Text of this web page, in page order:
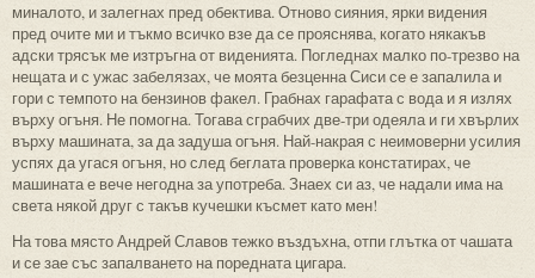
миналото, и залегнах пред обектива. Отново сияния, ярки видения
пред очите ми и тъкмо всичко взе да се прояснява, когато някакъв
адски трясък ме изтръгна от виденията. Погледнах малко по-трезво на
нещата и с ужас забелязах, че моята безценна Сиси се е запалила и
гори с темпото на бензинов факел. Грабнах гарафата с вода и я излях
върху огъня. Не помогна. Тогава сграбчих две-три одеяла и ги хвърлих
върху машината, за да задуша огъня. Най-накрая с неимоверни усилия
успях да угася огъня, но след беглата проверка констатирах, че
машината е вече негодна за употреба. Знаех си аз, че надали има на
света някой друг с такъв кучешки късмет като мен!
На това място Андрей Славов тежко въздъхна, отпи глътка от чашата
и се зае със запалването на поредната цигара.